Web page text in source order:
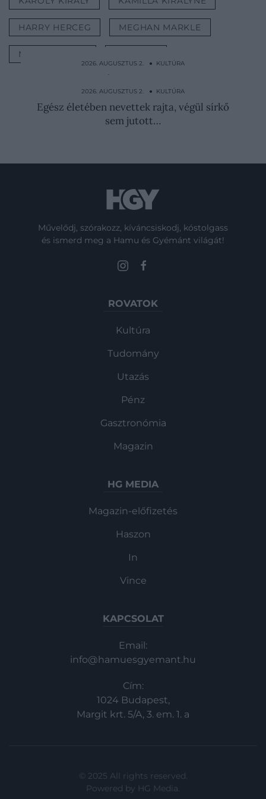
HARRY HERCEG MEGHAN MARKLE
NÉPSZERŰSÉG
2026. AUGUSZTUS 2. ● KULTÚRA
Nem a gyilkosság volt a cél: így zajlott egy
pisztolypárbaj…
2026. AUGUSZTUS 2. ● KULTÚRA
Egész életében nevettek rajta, végül sírkő
sem jutott…
Művelődj, szórakozz, kíváncsiskodj, kóstolgass
és ismerd meg a Hamu és Gyémánt világát!
ROVATOK
Kultúra
Tudomány
Utazás
Pénz
Gasztronómia
Magazin
HG MEDIA
Magazin-előfizetés
Haszon
In
Vince
KAPCSOLAT
Email:
info@hamuesgyemant.hu
Cím:
1024 Budapest,
Margit krt. 5/A, 3. em. 1. a
© 2025 All rights reserved.
Powered by HG Media.